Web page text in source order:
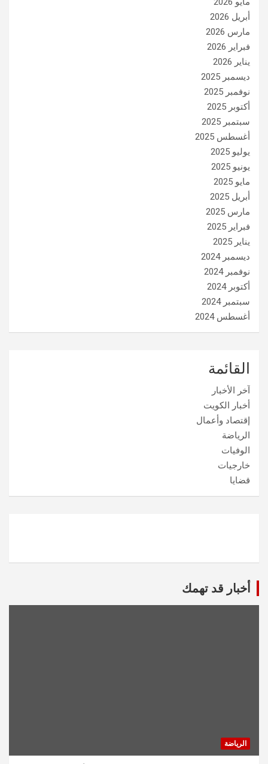
أبريل 2026
مارس 2026
فبراير 2026
يناير 2026
ديسمبر 2025
نوفمبر 2025
أكتوبر 2025
سبتمبر 2025
أغسطس 2025
يوليو 2025
يونيو 2025
مايو 2025
أبريل 2025
مارس 2025
فبراير 2025
يناير 2025
ديسمبر 2024
نوفمبر 2024
أكتوبر 2024
سبتمبر 2024
أغسطس 2024
القائمة
آخر الأخبار
أخبار الكويت
إقتصاد وأعمال
الرياضة
الوفيات
خارجيات
قضايا
أخبار قد تهمك
الرياضة